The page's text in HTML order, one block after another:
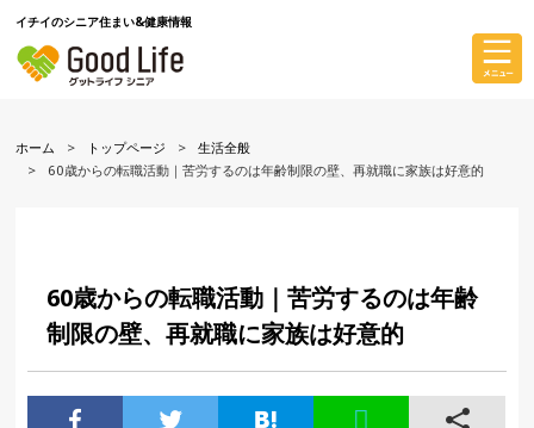
イチイのシニア住まい&健康情報
ホーム トップページ
生活全般
60歳からの転職活動｜苦労するのは年齢制限の壁、再就職に家族は好意的
60歳からの転職活動｜苦労するのは年齢
制限の壁、再就職に家族は好意的